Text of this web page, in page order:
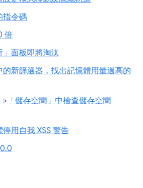
指令碼
倍
」面板即將淘汰
新篩選器，找出記憶體用量過高的
「儲存空間」中檢查儲存空間
用自我 XSS 警告